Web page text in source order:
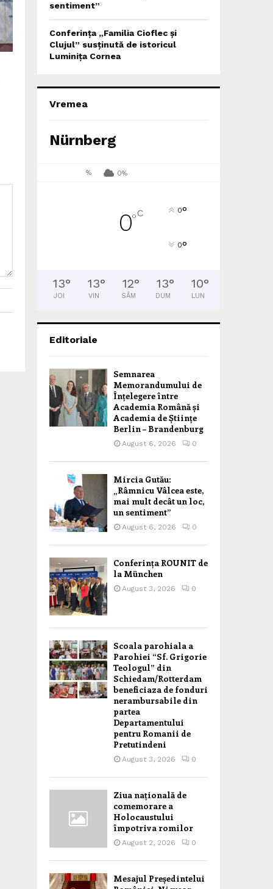
sentiment”
Conferința „Familia Cioflec și
Clujul” susținută de istoricul
Luminița Cornea
Vremea
Nürnberg
% 0%
0°C 0°
0°
13°
JOI
13°
VIN
12°
SÂM
13°
DUM
10°
LUN
Editoriale
Semnarea
Memorandumului de
Înțelegere între
Academia Română și
Academia de Științe
Berlin – Brandenburg
August 6, 2026 0
Mircia Gutău:
„Râmnicu Vâlcea este,
mai mult decât un loc,
un sentiment”
August 6, 2026 0
Conferința ROUNIT de
la München
August 3, 2026 0
Scoala parohiala a
Parohiei “Sf. Grigorie
Teologul” din
Schiedam/Rotterdam
beneficiaza de fonduri
nerambursabile din
partea
Departamentului
pentru Romanii de
Pretutindeni
August 3, 2026 0
Ziua națională de
comemorare a
Holocaustului
împotriva romilor
August 2, 2026 0
Mesajul Președintelui